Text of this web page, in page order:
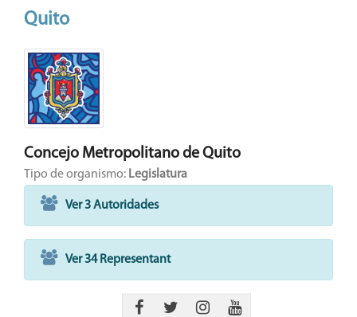
Quito
Concejo Metropolitano de Quito
Tipo de organismo: Legislatura
Ver 3 Autoridades
Ver 34 Representant